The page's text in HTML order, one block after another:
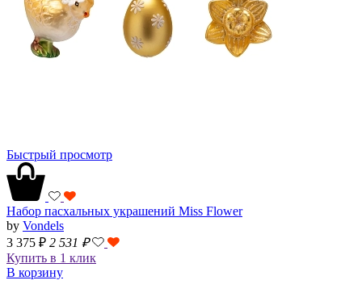
Быстрый просмотр
Набор пасхальных украшений Miss Flower
by Vondels
3 375 ₽ 2 531 ₽
Купить в 1 клик
В корзину